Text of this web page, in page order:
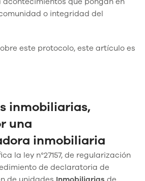
o integridad del
este protocolo, este artículo es
inmobiliarias,
una
inmobiliaria
la ley n°27157, de regularización
de declaratoria de